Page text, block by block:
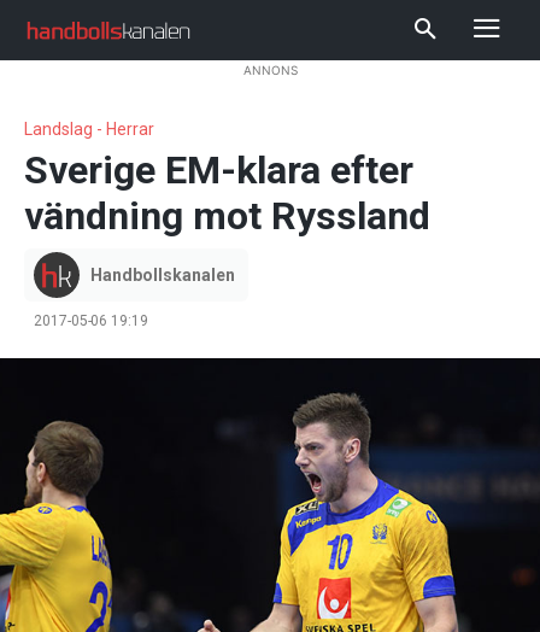
ANNONS
Landslag - Herrar
Sverige EM-klara efter
vändning mot Ryssland
Handbollskanalen
2017-05-06 19:19